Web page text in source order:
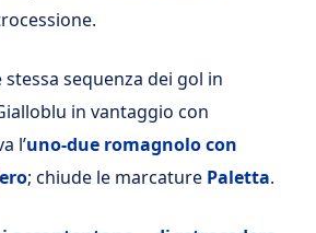
sequenza dei gol in
in vantaggio con
l’uno-due romagnolo con
; chiude le marcature Paletta.